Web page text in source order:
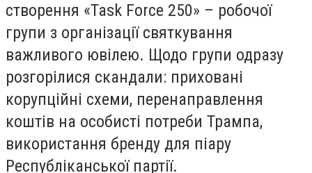
створення «Task Force 250» – робочої
групи з організації святкування
важливого ювілею. Щодо групи одразу
розгорілися скандали: приховані
корупційні схеми, перенаправлення
коштів на особисті потреби Трампа,
використання бренду для піару
Республіканської партії.